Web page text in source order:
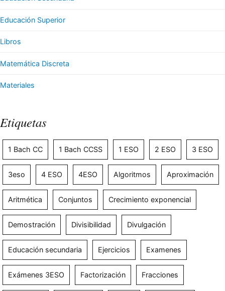
Educación Superior
Libros
Matemática Discreta
Materiales
Etiquetas
1 Bach CC 1 Bach CCSS 1 ESO 2 ESO 3 ESO
3eso 4 ESO 4ESO Algoritmos Aproximación
Aritmética Conjuntos Crecimiento exponencial
Demostración Divisibilidad Divulgación
Educación secundaria Ejercicios Examenes
Exámenes 3ESO Factorización Fracciones